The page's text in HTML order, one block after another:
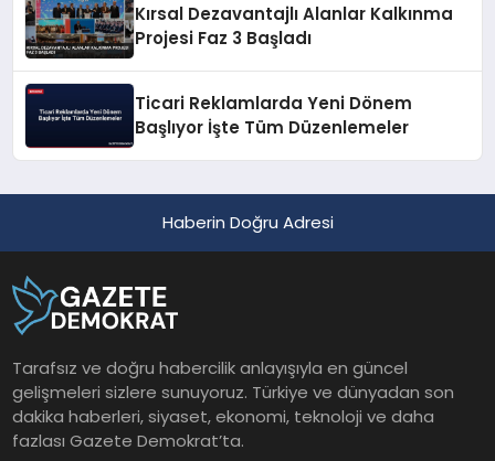
Kırsal Dezavantajlı Alanlar Kalkınma
Projesi Faz 3 Başladı
Ticari Reklamlarda Yeni Dönem
Başlıyor İşte Tüm Düzenlemeler
Haberin Doğru Adresi
Tarafsız ve doğru habercilik anlayışıyla en güncel
gelişmeleri sizlere sunuyoruz. Türkiye ve dünyadan son
dakika haberleri, siyaset, ekonomi, teknoloji ve daha
fazlası Gazete Demokrat’ta.